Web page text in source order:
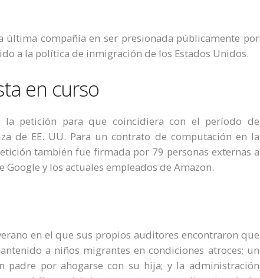
última compañía en ser presionada públicamente por
a la política de inmigración de los Estados Unidos.
en curso
la petición para que coincidiera con el período de
de EE. UU. Para un contrato de computación en la
también fue firmada por 79 personas externas a
y los actuales empleados de Amazon.
en el que sus propios auditores encontraron que
a niños migrantes en condiciones atroces; un
por ahogarse con su hija; y la administración